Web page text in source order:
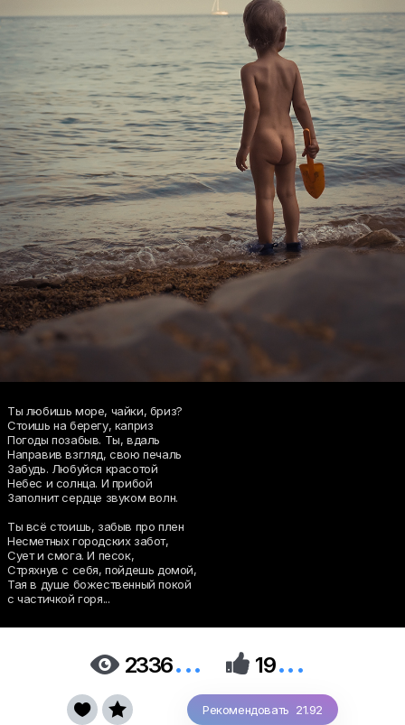
Ты любишь море, чайки, бриз?
Стоишь на берегу, каприз
Погоды позабыв. Ты, вдаль
Направив взгляд, свою печаль
Забудь. Любуйся красотой
Небес и солнца. И прибой
Заполнит сердце звуком волн.
Ты всё стоишь, забыв про плен
Несметных городских забот,
Сует и смога. И песок,
Стряхнув с себя, пойдешь домой,
Тая в душе божественный покой
с частичкой горя...
 2336...  19...
Рекомендовать 21.92
 